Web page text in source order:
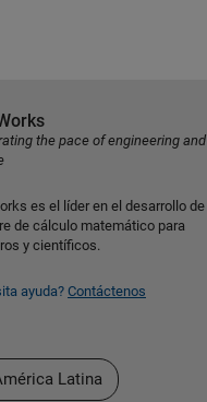
the pace of engineering and
es el líder en el desarrollo de
de cálculo matemático para
y científicos.
ayuda?Contáctenos
un país/idioma
Latina